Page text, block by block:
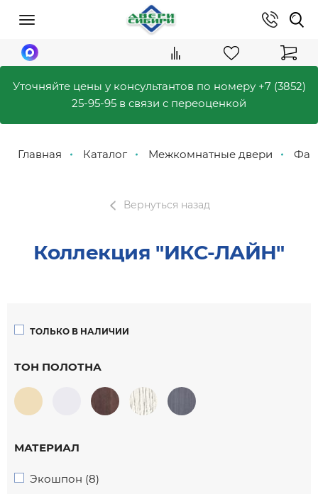
Уточняйте цены у консультантов по номеру +7 (3852)
25-95-95 в связи с переоценкой
Главная Каталог Межкомнатные двери
Вернуться назад
Коллекция "ИКС-ЛАЙН"
ТОЛЬКО В НАЛИЧИИ
ТОН ПОЛОТНА
МАТЕРИАЛ
Экошпон (8)